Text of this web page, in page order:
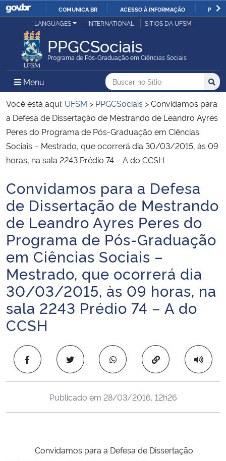
IR
O
COMUNICA BR ACESSO À INFORMAÇÃO
Ministério da Justiça e Segurança Pública
Ministério da Defesa
Ministério das Relações Exteriores
Ministério da Economia
Ministério da Educação
Ministério da Cidadania
Ministério da Saúde
Ministério de Minas e Energia
Ministério da Ciência, Tecnologia, Inovações e Comunicações
Ministério do Turismo
Ministério do Desenvolvimento Regional
Ministério da Mulher, da Família e dos Direitos Humanos
LANGUAGES INTERNATIONAL SÍTIOS DA UFSM
PPGCSociais
Programa de Pós-Graduação em Ciências Sociais
Menu Menu Principal do Sítio
Busca
Buscar no no Sítio
Busca:
Você está aqui: UFSM > PPGCSociais >Convidamos para
a Defesa de Dissertação de Mestrando de Leandro Ayres
Peres do Programa de Pós-Graduação em Ciências
Sociais – Mestrado, que ocorrerá dia 30/03/2015, às 09
horas, na sala 2243 Prédio 74 – A do CCSH
Início do conteúdo
Convidamos para a Defesa
de Dissertação de Mestrando
de Leandro Ayres Peres do
Programa de Pós-Graduação
em Ciências Sociais –
Mestrado, que ocorrerá dia
30/03/2015, às 09 horas, na
sala 2243 Prédio 74 – A do
CCSH
Copiar para área
Publicado em 28/03/2016, 12h26
Convidamos para a Defesa de Dissertação